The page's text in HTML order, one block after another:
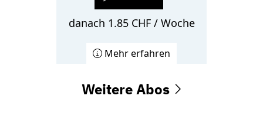
danach 1.85 CHF / Woche
Mehr erfahren
Weitere Abos